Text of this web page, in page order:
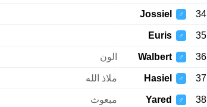
34
♂
Jossiel
35
♂
Euris
36
♂
Walbert الون
37
♂
Hasiel ملاذ الله
38
♂
Yared مبعوث